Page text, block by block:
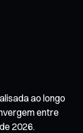
ao longo
entre
2026.